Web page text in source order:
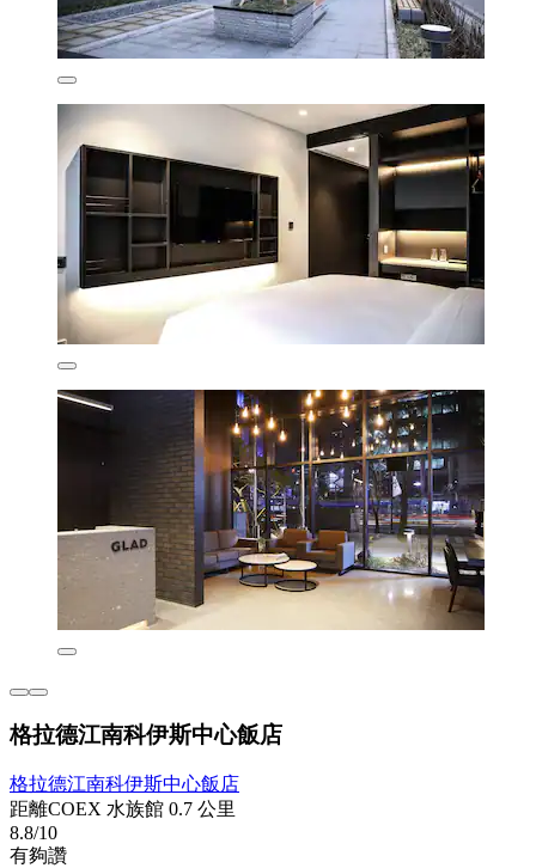
格拉德江南科伊斯中心飯店
格拉德江南科伊斯中心飯店
距離COEX 水族館 0.7 公里
8.8/10
有夠讚